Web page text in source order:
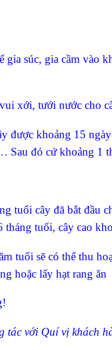
gia súc, gia cầm vào
xới, tưới nước cho
được khoảng 15
Sau đó cứ khoảng 1
tuổi cây đã bắt đầu
tháng tuổi, cây cao
tuổi sẽ có thể thu
hoặc lấy hạt rang ăn
tác với Quí vị khách